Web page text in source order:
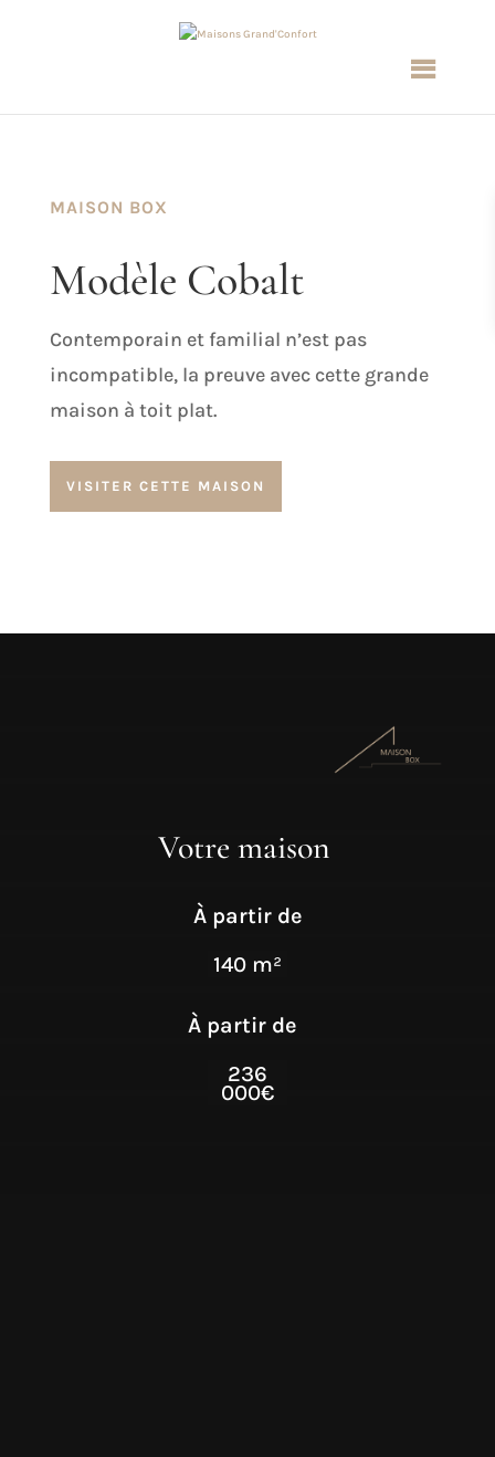
MAISON BOX
Modèle Cobalt
Contemporain et familial n’est pas
incompatible, la preuve avec cette grande
maison à toit plat.
VISITER CETTE MAISON
Votre maison
À partir de
140 m²
À partir de
236
000€